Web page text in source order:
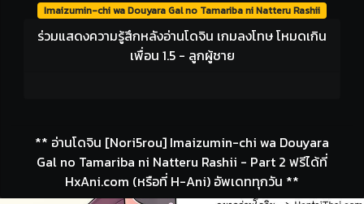
Imaizumin-chi wa Douyara Gal no Tamariba ni Natteru Rashii
ร่วมแสดงความรู้สึกหลังอ่านโดจิน เกมลงโทษ โหมดเกิน
เพื่อน 1.5 - ลูกผู้ชาย
** อ่านโดจิน [Nori5rou] Imaizumin-chi wa Douyara
Gal no Tamariba ni Natteru Rashii - Part 2 ฟรีได้ที่
HxAni.com (หรือที่ H-Ani) อัพเดททุกวัน **